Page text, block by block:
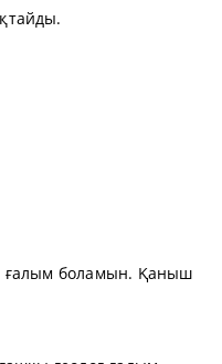
ғалым боламын. Қаныш